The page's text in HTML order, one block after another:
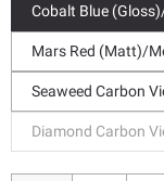
Cobalt Blue
Mars Red (Matt)/
Seaweed Carbon
Diamond Carbon